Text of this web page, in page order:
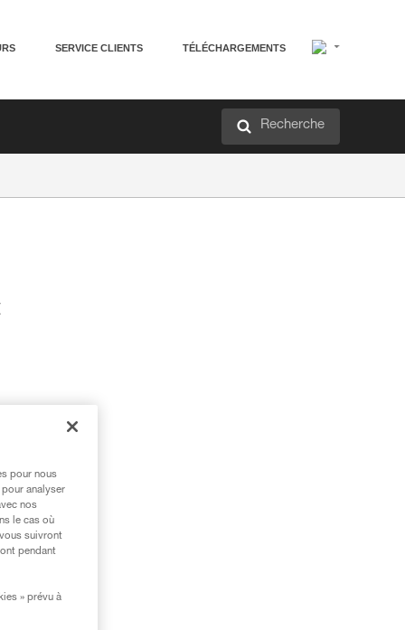
SERVICE CLIENTS TÉLÉCHARGEMENTS
Recherche
pour nous
analyser
nos
le cas où
suivront
pendant
» prévu à